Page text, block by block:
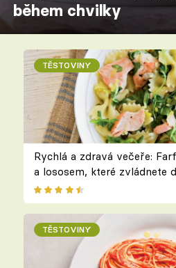
během chvilky
TĚSTOVINY
Rychlá a zdravá večeře:
a lososem, které zvládnete
TĚSTOVINY